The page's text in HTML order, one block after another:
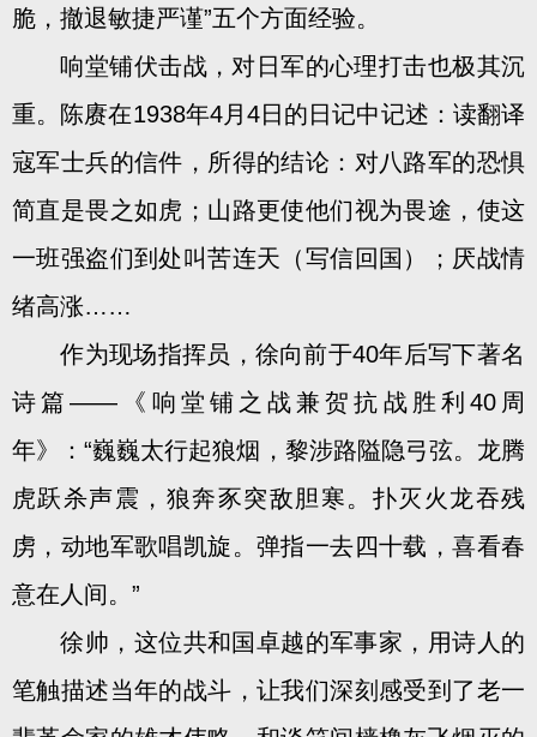
脆，撤退敏捷严谨”五个方面经验。
响堂铺伏击战，对日军的心理打击也极其沉
重。陈赓在1938年4月4日的日记中记述：读翻译
寇军士兵的信件，所得的结论：对八路军的恐惧
简直是畏之如虎；山路更使他们视为畏途，使这
一班强盗们到处叫苦连天（写信回国）；厌战情
绪高涨……
作为现场指挥员，徐向前于40年后写下著名
诗篇——《响堂铺之战兼贺抗战胜利40周
年》：“巍巍太行起狼烟，黎涉路隘隐弓弦。龙腾
虎跃杀声震，狼奔豕突敌胆寒。扑灭火龙吞残
虏，动地军歌唱凯旋。弹指一去四十载，喜看春
意在人间。”
徐帅，这位共和国卓越的军事家，用诗人的
笔触描述当年的战斗，让我们深刻感受到了老一